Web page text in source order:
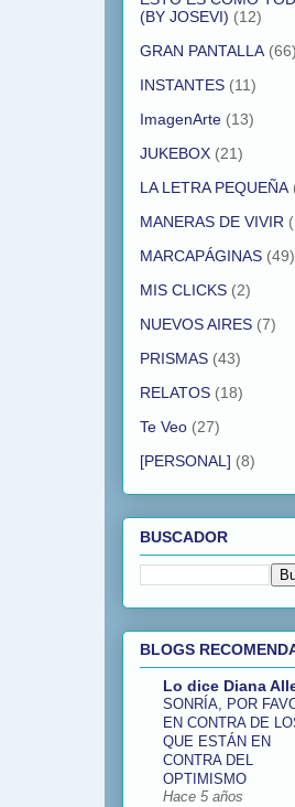
(BY JOSEVI) (12)
GRAN PANTALLA (66)
INSTANTES (11)
ImagenArte (13)
JUKEBOX (21)
LA LETRA PEQUEÑA
MANERAS DE VIVIR
MARCAPÁGINAS (49)
MIS CLICKS (2)
NUEVOS AIRES (7)
PRISMAS (43)
RELATOS (18)
Te Veo (27)
[PERSONAL] (8)
BUSCADOR
BLOGS
Lo dice Diana
SONRÍA, POR
EN CONTRA DE
QUE ESTÁN EN
CONTRA DEL
OPTIMISMO
Hace 5 años